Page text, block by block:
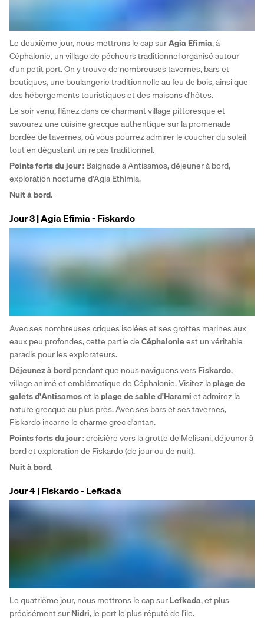
Le deuxième jour, nous mettrons le cap sur Agia Efimia, à
Céphalonie, un village de pêcheurs traditionnel organisé autour
d'un petit port. On y trouve de nombreuses tavernes, bars et
boutiques, une boulangerie traditionnelle au feu de bois, ainsi que
des hébergements touristiques et des maisons d'hôtes.
Le soir venu, flânez dans ce charmant village pittoresque et
savourez une cuisine grecque authentique sur la promenade
bordée de tavernes, où vous pourrez admirer le coucher du soleil
tout en dégustant un repas traditionnel.
Points forts du jour : Baignade à Antisamos, déjeuner à bord,
exploration nocturne d'Agia Ethimia.
Nuit à bord.
Jour 3 | Agia Efimia - Fiskardo
Avec ses nombreuses criques isolées et ses grottes marines aux
eaux peu profondes, cette partie de Céphalonie est un véritable
paradis pour les explorateurs.
Déjeunez à bord pendant que nous naviguons vers Fiskardo,
village animé et emblématique de Céphalonie. Visitez la plage de
galets d'Antisamos et la plage de sable d'Harami et admirez la
nature grecque au plus près. Avec ses bars et ses tavernes,
Fiskardo incarne le charme grec d'antan.
Points forts du jour : croisière vers la grotte de Melisani, déjeuner à
bord et exploration de Fiskardo (de jour ou de nuit).
Nuit à bord.
Jour 4 | Fiskardo - Lefkada
Le quatrième jour, nous mettrons le cap sur Lefkada, et plus
précisément sur Nidri, le port le plus réputé de l'île.